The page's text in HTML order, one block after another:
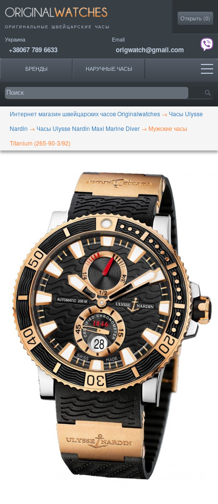
ОРИГИНАЛЬНЫЕ ШВЕЙЦАРСКИЕ ЧАСЫ
Украина
+38067 789 6633
Email
origwatch@gmail.com
Открыть (0)
БРЕНДЫ НАРУЧНЫЕ ЧАСЫ
Интернет магазин швейцарских часов Originalwatches → Часы Ulysse
Nardin → Часы Ulysse Nardin Maxi Marine Diver → Мужские часы
Titanium (265-90-3/92)